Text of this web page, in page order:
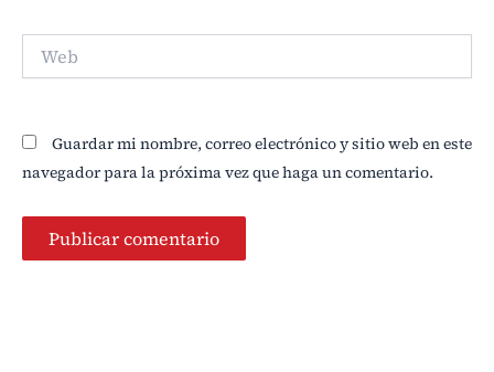
Guardar mi nombre, correo electrónico y sitio web en este
navegador para la próxima vez que haga un comentario.